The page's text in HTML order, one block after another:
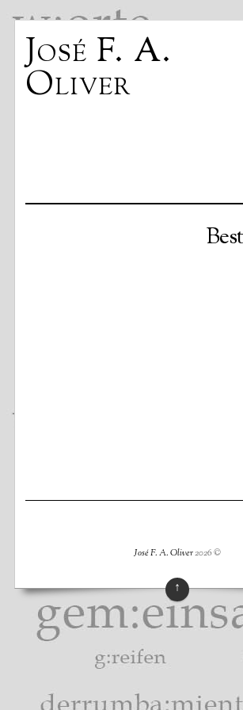
José F. A.
Oliver
©
José F. A. Oliver2026
↑